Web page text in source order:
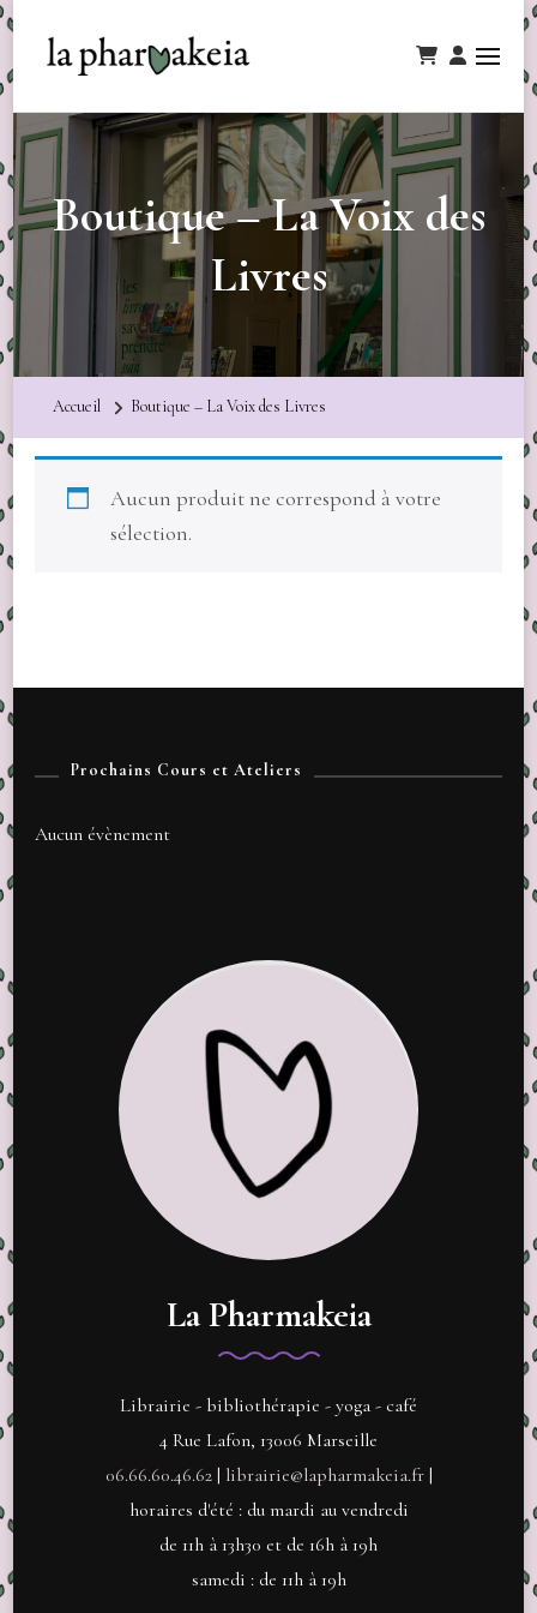
Boutique – La Voix des
Livres
Accueil Boutique – La Voix des Livres
Aucun produit ne correspond à votre
sélection.
Prochains Cours et Ateliers
Aucun évènement
La Pharmakeia
Librairie - bibliothérapie - yoga - café
4 Rue Lafon, 13006 Marseille
06.66.60.46.62| librairie@lapharmakeia.fr|
horaires d'été : du mardi au vendredi
de 11h à 13h30 et de 16h à 19h
samedi : de 11h à 19h